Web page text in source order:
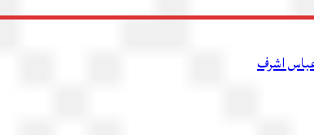
اشرف